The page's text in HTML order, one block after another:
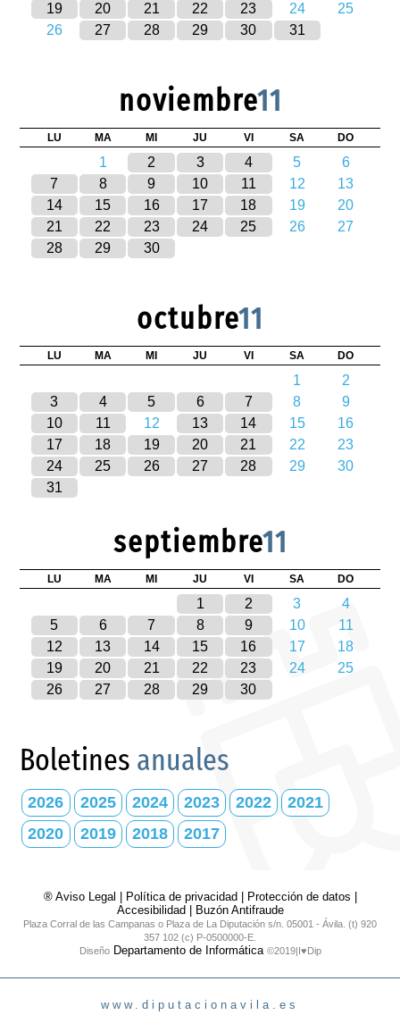
19
20 21 22 23 24
25
26
27 28 29 30 31
noviembre11
LU MA MI JU VI SA DO
1 2 3 4 5
6
7
8 9 10 11 12
13
14
15 16 17 18 19
20
21
22 23 24 25 26
27
28
29 30
octubre11
LU MA MI JU VI SA DO
1
2
3
4 5 6 7 8
9
10
11 12 13 14 15
16
17
18 19 20 21 22
23
24
25 26 27 28 29
30
31
septiembre11
LU MA MI JU VI SA DO
1 2 3
4
5
6 7 8 9 10
11
12
13 14 15 16 17
18
19
20 21 22 23 24
25
26
27 28 29 30
Boletines anuales
2026 2025 2024 2023 2022
2021
2020
2019 2018 2017
® Aviso Legal Política de privacidad Protección de datos
Accesibilidad
Buzón Antifraude
Plaza Corral de las Campanas o Plaza de La Diputación s/n. 05001 - Ávila. (t) 920
357 102 (c) P-0500000-E.
DiseñoDepartamento de Informática ©2019|I♥Dip
www.diputacionavila.es